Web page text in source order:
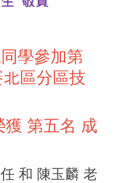
學參加第
區分區技
獲 第五名 成
和 陳玉麟 老